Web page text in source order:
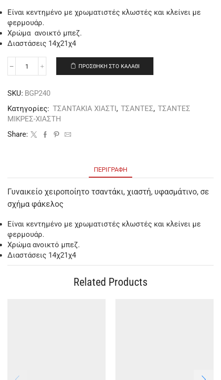
Είναι κεντημένο με χρωματιστές κλωστές και κλείνει με
φερμουάρ.
Χρώμα ανοικτό μπεζ.
Διαστάσεις 14χ21χ4
ΠΡΟΣΘΉΚΗ ΣΤΟ ΚΑΛΆΘΙ
SKU: BGΡ240
Κατηγορίες: ΤΣΑΝΤΑΚΙΑ ΧΙΑΣΤΙ, ΤΣΑΝΤΕΣ, ΤΣΑΝΤΕΣ
ΜΙΚΡΕΣ-ΧΙΑΣΤΗ
Share:
ΠΕΡΙΓΡΑΦΉ
Γυναικείο χειροποίητο τσαντάκι, χιαστή, υφασμάτινο, σε
σχήμα φάκελος
Είναι κεντημένο με χρωματιστές κλωστές και κλείνει με
φερμουάρ.
Χρώμα ανοικτό μπεζ.
Διαστάσεις 14χ21χ4
Related Products